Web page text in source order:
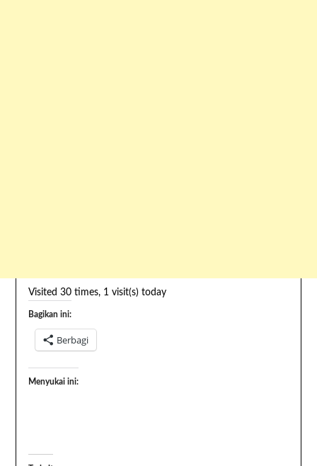
Visited 30 times, 1 visit(s) today
Bagikan ini:
Berbagi
Menyukai ini: